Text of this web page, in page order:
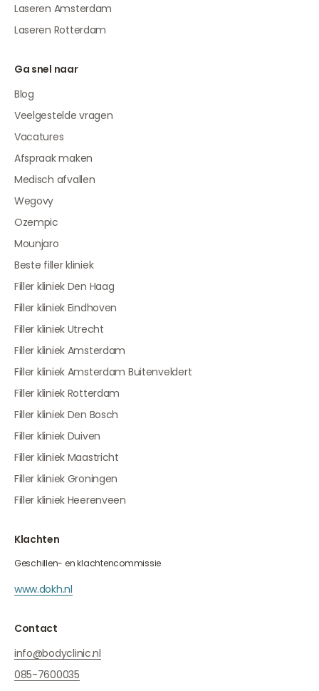
Laseren Amsterdam
Laseren Rotterdam
Ga snel naar
Blog
Veelgestelde vragen
Vacatures
Afspraak maken
Medisch afvallen
Wegovy
Ozempic
Mounjaro
Beste filler kliniek
Filler kliniek Den Haag
Filler kliniek Eindhoven
Filler kliniek Utrecht
Filler kliniek Amsterdam
Filler kliniek Amsterdam Buitenveldert
Filler kliniek Rotterdam
Filler kliniek Den Bosch
Filler kliniek Duiven
Filler kliniek Maastricht
Filler kliniek Groningen
Filler kliniek Heerenveen
Klachten
Geschillen- en klachtencommissie
www.dokh.nl
Contact
info@bodyclinic.nl
085-7600035